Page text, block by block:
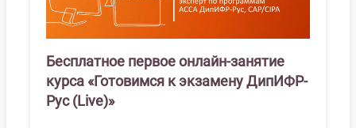
Бесплатное первое онлайн-занятие
курса «Готовимся к экзамену ДипИФР-
Рус (Live)»